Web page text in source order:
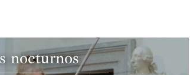
nocturnos